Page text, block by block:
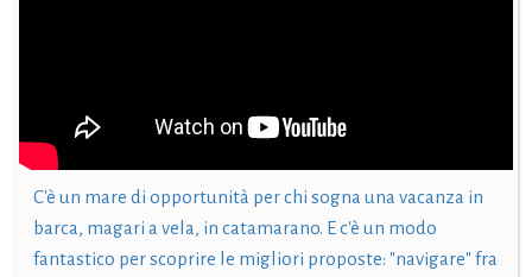
C'è un mare di opportunità per chi sogna una vacanza in
barca, magari a vela, in catamarano. E c'è un modo
fantastico per scoprire le migliori proposte: "navigare" fra